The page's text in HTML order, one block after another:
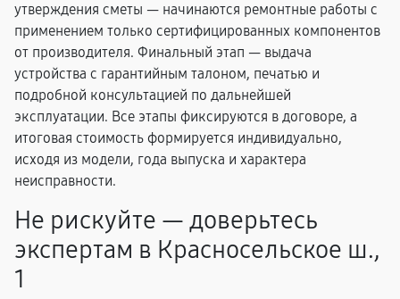
утверждения сметы — начинаются ремонтные работы с
применением только сертифицированных компонентов
от производителя. Финальный этап — выдача
устройства с гарантийным талоном, печатью и
подробной консультацией по дальнейшей
эксплуатации. Все этапы фиксируются в договоре, а
итоговая стоимость формируется индивидуально,
исходя из модели, года выпуска и характера
неисправности.
Не рискуйте — доверьтесь
экспертам в Красносельское ш.,
1